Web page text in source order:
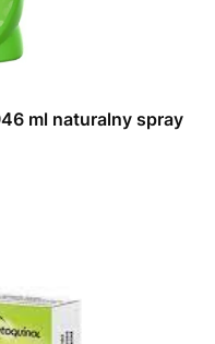
ml naturalny spray